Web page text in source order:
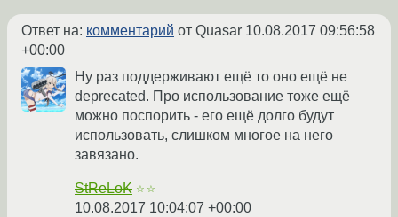
Ответ на: комментарий от Quasar 10.08.2017 09:56:58
+00:00
Ну раз поддерживают ещё то оно ещё не
deprecated. Про использование тоже ещё
можно поспорить - его ещё долго будут
использовать, слишком многое на него
завязано.
StReLoK ☆☆
10.08.2017 10:04:07 +00:00